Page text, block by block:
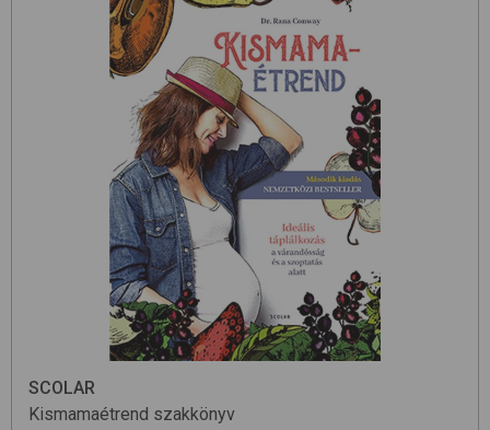
SCOLAR
Kismamaétrend szakkönyv